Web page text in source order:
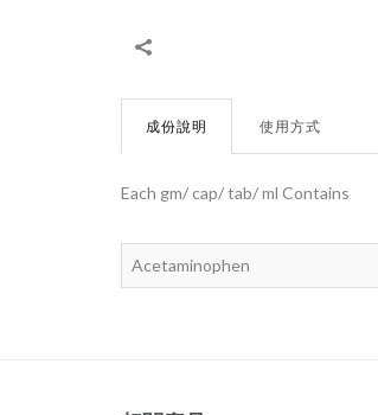
成份說明 使用方式
Each gm/ cap/ tab/ ml Contains
Acetaminophen